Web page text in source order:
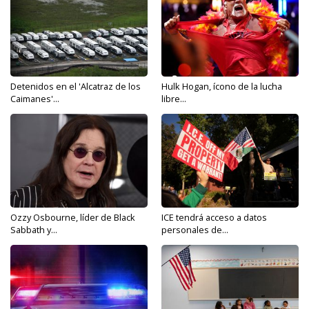
Detenidos en el 'Alcatraz de los
Caimanes'...
Hulk Hogan, ícono de la lucha
libre...
Ozzy Osbourne, líder de Black
Sabbath y...
ICE tendrá acceso a datos
personales de...